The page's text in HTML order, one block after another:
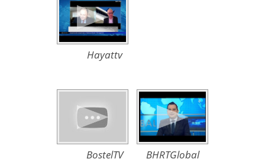
Hayattv
BostelTV BHRTGlobal